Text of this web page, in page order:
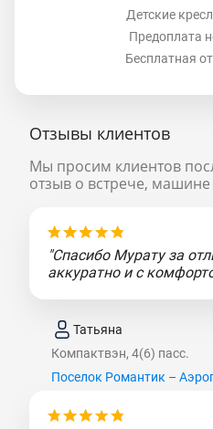
Детские
Предоплата
Бесплатная
Отзывы клиентов
Мы просим клиентов
отзыв о встрече, машине
"Спасибо Мурату за
аккуратно и с
Татьяна
Компактвэн, 4(6) пасс.
Поселок Романтик –